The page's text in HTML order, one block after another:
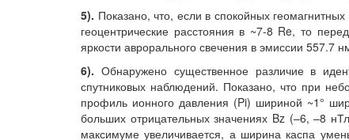
5). Показано, что, если в спокойных
геоцентрические расстояния в ~7-8 Re, то
яркости аврорального свечения в эмиссии 557.7
6). Обнаружено существенное различие в
спутниковых наблюдений. Показано, что при
профиль ионного давления (Pi) шириной ~1°
больших отрицательных значениях Bz (–6, –8
максимуме увеличивается, а ширина каспа